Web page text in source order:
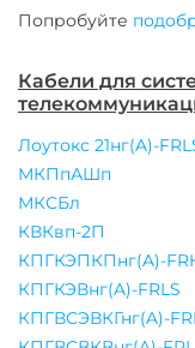
Попробуйте
Кабели для
Лоутокс 21нг(A)-
МКПпАШп
МКСБл
КВКвп-2П
КПГКЭПКПнг(A)-
КПГКЭВнг(A)-FRLS
КПГВСЭВКГнг(A)-